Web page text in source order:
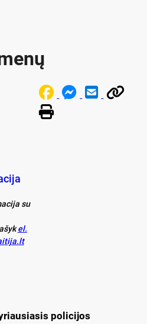
su
el.
policijos